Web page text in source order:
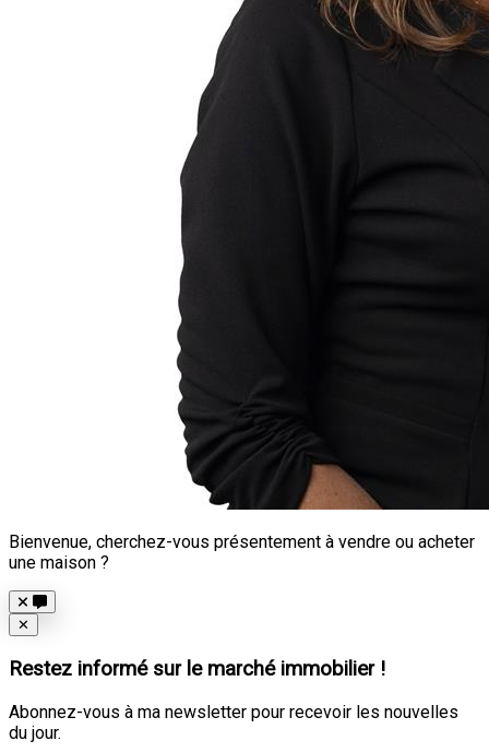
Bienvenue, cherchez-vous présentement à vendre ou acheter
une maison ?
Close
✕
Restez informé sur le marché immobilier !
Abonnez-vous à ma newsletter pour recevoir les nouvelles
du jour.